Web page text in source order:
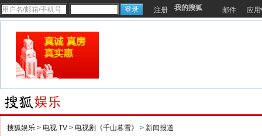
注册 我的搜狐 邮件 应用
搜狐娱乐 > 电视 TV > 电视剧《千山暮雪》 > 新闻报道